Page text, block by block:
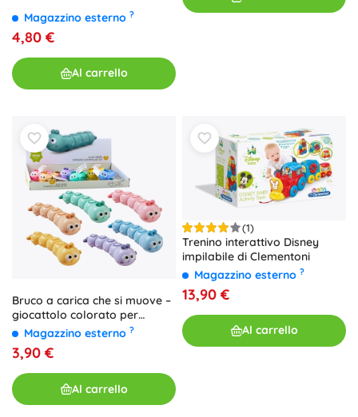
Magazzino esterno ?
4,80 €
Al carrello
Bruco a carica che si muove –
giocattolo colorato per
bambini
Magazzino esterno ?
3,90 €
Al carrello
(1)
Trenino interattivo Disney
impilabile di Clementoni
Magazzino esterno ?
13,90 €
Al carrello